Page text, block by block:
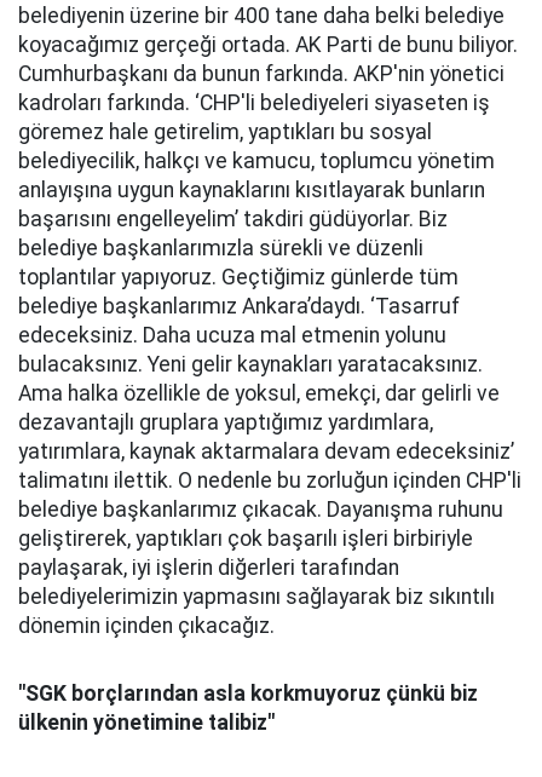
belediyenin üzerine bir 400 tane daha belki belediye
koyacağımız gerçeği ortada. AK Parti de bunu biliyor.
Cumhurbaşkanı da bunun farkında. AKP'nin yönetici
kadroları farkında. ‘CHP'li belediyeleri siyaseten iş
göremez hale getirelim, yaptıkları bu sosyal
belediyecilik, halkçı ve kamucu, toplumcu yönetim
anlayışına uygun kaynaklarını kısıtlayarak bunların
başarısını engelleyelim’ takdiri güdüyorlar. Biz
belediye başkanlarımızla sürekli ve düzenli
toplantılar yapıyoruz. Geçtiğimiz günlerde tüm
belediye başkanlarımız Ankara’daydı. ‘Tasarruf
edeceksiniz. Daha ucuza mal etmenin yolunu
bulacaksınız. Yeni gelir kaynakları yaratacaksınız.
Ama halka özellikle de yoksul, emekçi, dar gelirli ve
dezavantajlı gruplara yaptığımız yardımlara,
yatırımlara, kaynak aktarmalara devam edeceksiniz’
talimatını ilettik. O nedenle bu zorluğun içinden CHP'li
belediye başkanlarımız çıkacak. Dayanışma ruhunu
geliştirerek, yaptıkları çok başarılı işleri birbiriyle
paylaşarak, iyi işlerin diğerleri tarafından
belediyelerimizin yapmasını sağlayarak biz sıkıntılı
dönemin içinden çıkacağız.
"SGK borçlarından asla korkmuyoruz çünkü biz
ülkenin yönetimine talibiz"